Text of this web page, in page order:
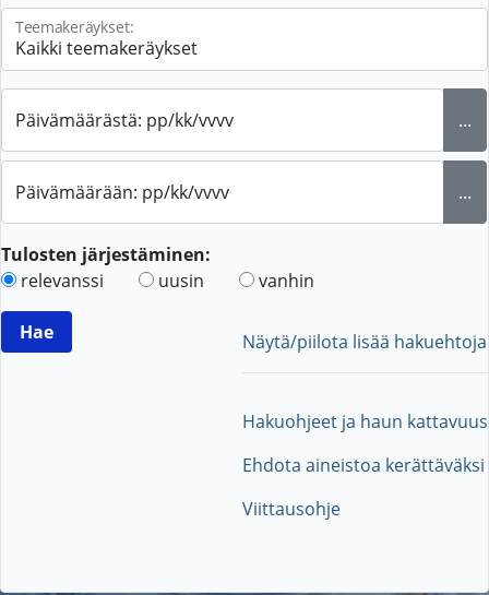
Teemakeräykset:
Päivämäärästä: pp/kk/vvvv ...
Päivämäärään: pp/kk/vvvv ...
Tulosten järjestäminen:
relevanssi
uusin vanhin
Näytä/piilota lisää hakuehtoja
Hakuohjeet ja haun kattavuus
Ehdota aineistoa kerättäväksi
Viittausohje